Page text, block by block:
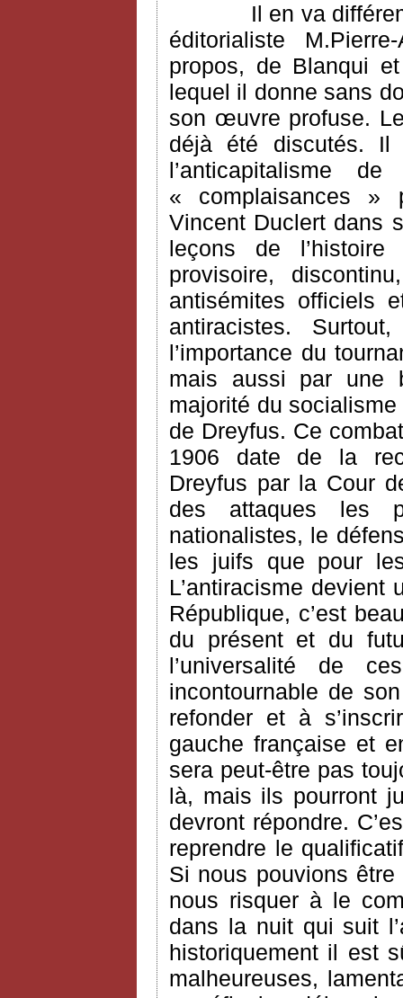
Il en va
éditorialiste
propos, de Blanqui
lequel il donne sans
son œuvre profuse.
déjà été discutés. Il
l’anticapitalisme
« complaisances »
Vincent Duclert dans
leçons de
provisoire,
antisémites officiels
antiracistes.
l’importance du
mais aussi par une
majorité du
de Dreyfus. Ce
1906 date de la
Dreyfus par la Cour
des attaques les
nationalistes, le
les juifs que pour
L’antiracisme
République, c’est
du présent et du
l’universalité de
incontournable de
refonder et à
gauche française et
sera peut-être pas
là, mais ils pourront
devront répondre.
reprendre le
Si nous pouvions
nous risquer à le
dans la nuit qui suit
historiquement il est
malheureuses,